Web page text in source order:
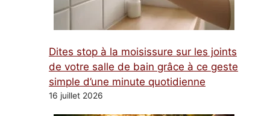
Dites stop à la moisissure sur les joints
de votre salle de bain grâce à ce geste
simple d’une minute quotidienne
16 juillet 2026